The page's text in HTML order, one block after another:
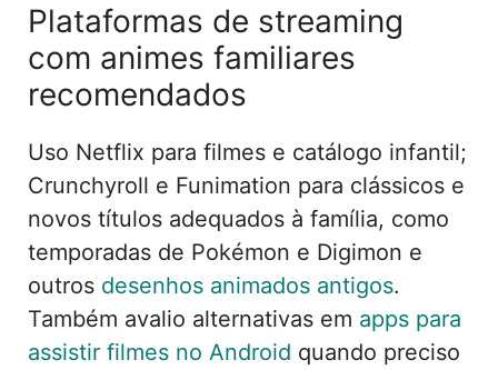
Plataformas de streaming
com animes familiares
recomendados
Uso Netflix para filmes e catálogo infantil;
Crunchyroll e Funimation para clássicos e
novos títulos adequados à família, como
temporadas de Pokémon e Digimon e
outros desenhos animados antigos.
Também avalio alternativas em apps para
assistir filmes no Android quando preciso